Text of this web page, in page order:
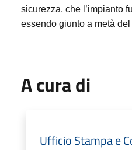
sicurezza, che l’impianto
essendo giunto a metà
A cura di
Ufficio Stampa e